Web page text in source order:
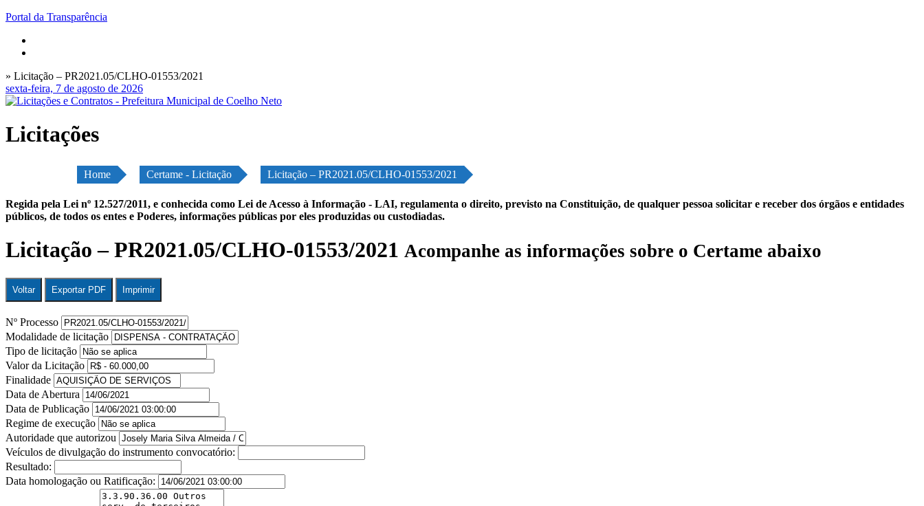
Portal da Transparência
» Licitação – PR2021.05/CLHO-01553/2021
sexta-feira, 7 de agosto de 2026
Licitações
Home Certame - Licitação Licitação – PR2021.05/CLHO-01553/2021
Regida pela Lei nº 12.527/2011, e conhecida como Lei de Acesso à Informação - LAI, regulamenta o direito, previsto na Constituição, de qualquer pessoa solicitar e receber dos órgãos e entidades
públicos, de todos os entes e Poderes, informações públicas por eles produzidas ou custodiadas.
Licitação – PR2021.05/CLHO-01553/2021 Acompanhe as informações sobre o Certame abaixo
Voltar Exportar PDF Imprimir
Nº Processo
Modalidade de licitação
Tipo de licitação
Valor da Licitação
Finalidade
Data de Abertura
Data de Publicação
Regime de execução
Autoridade que autorizou
Veículos de divulgação do instrumento convocatório:
Resultado:
Data homologação ou Ratificação: